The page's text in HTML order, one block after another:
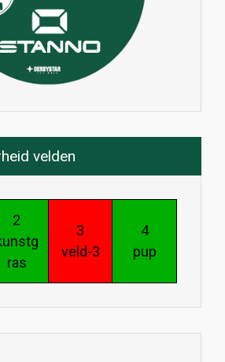
velden
2
ras
3
veld-3
4
pup